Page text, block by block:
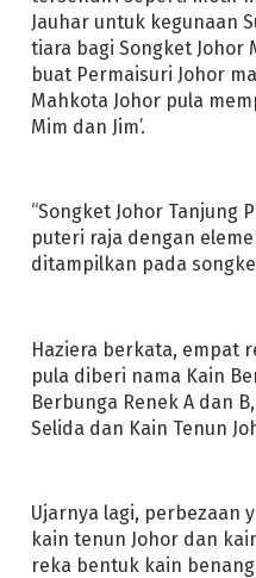
Jauhar untuk kegunaan
tiara bagi Songket Johor
buat Permaisuri Johor
Mahkota Johor pula
Mim dan Jim’.
“Songket Johor Tanjung
puteri raja dengan
ditampilkan pada
Haziera berkata, empat
pula diberi nama Kain
Berbunga Renek A dan
Selida dan Kain Tenun
Ujarnya lagi, perbezaan
kain tenun Johor dan
reka bentuk kain